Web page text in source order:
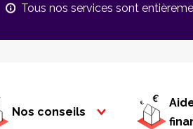
Tous nos services sont
Nos conseils